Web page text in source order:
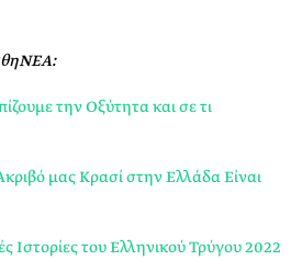
την Οξύτητα και σε τι
μας Κρασί στην Ελλάδα Είναι
του Ελληνικού Τρύγου 2022